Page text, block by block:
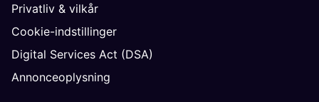
Privatliv & vilkår
Cookie-indstillinger
Digital Services Act (DSA)
Annonceoplysning